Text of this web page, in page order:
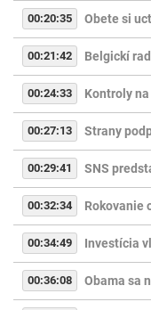
00:20:35 Obete si
00:21:42 Belgickí
00:24:33 Kontroly
00:27:13 Strany
00:29:41 SNS
00:32:34 Rokovanie
00:34:49 Investícia
00:36:08 Obama sa